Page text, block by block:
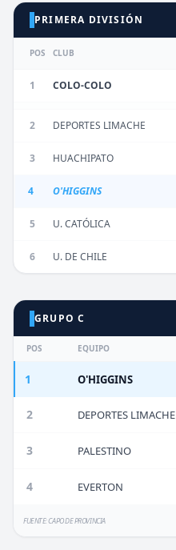
PRIMERA DIVISIÓN
POS CLUB
1 COLO-COLO
2 DEPORTES LIMACHE
3 HUACHIPATO
4 O'HIGGINS
5 U. CATÓLICA
6 U. DE CHILE
GRUPO C
POS EQUIPO
1 O'HIGGINS
2 DEPORTES LIMACHE
3 PALESTINO
4 EVERTON
FUENTE: CAPO DE PROVINCIA